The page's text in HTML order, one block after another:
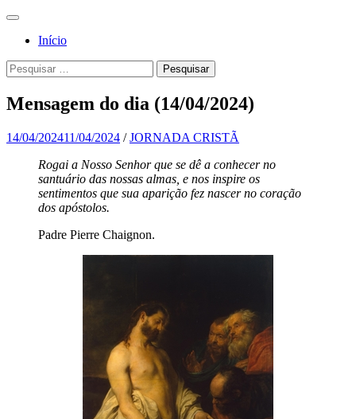
Jornada
Cristã
Para a
Deus, em
comunhão
Santa
Igreja
Católica
Apostólica
Romana
Menu
Início
Pesquisa
Pesquisar
por:
Mensagem do dia (14/04/2024)
14/04/202411/04/2024 /JORNADA CRISTÃ
Rogai a Nosso Senhor que se dê a conhecer no
santuário das nossas almas, e nos inspire os
sentimentos que sua aparição fez nascer no coração
dos apóstolos.
Padre Pierre Chaignon.